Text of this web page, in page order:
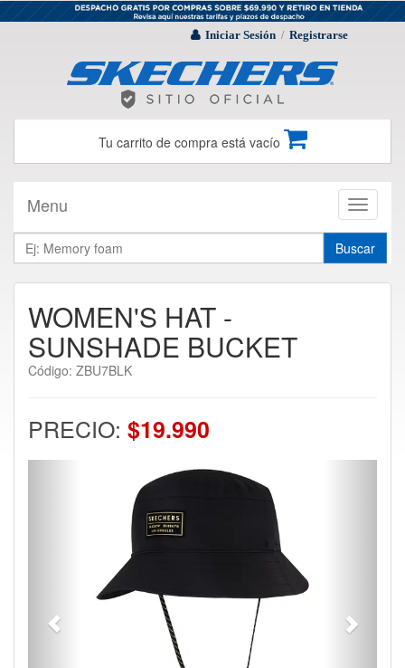
Iniciar Sesión / Registrarse
Tu carrito de compra está vacío
Toggle
Menu
Buscar
WOMEN'S HAT -
SUNSHADE BUCKET
Código: ZBU7BLK
PRECIO: $19.990